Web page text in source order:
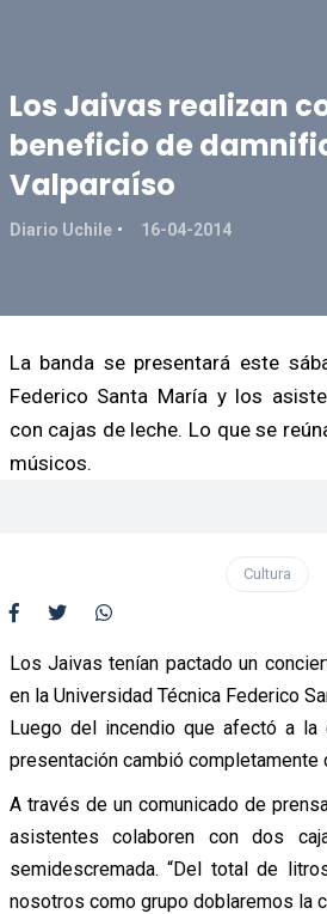
Los Jaivas realizan
beneficio de
Valparaíso
Diario Uchile 16-04-2014
La banda se presentará este
Federico Santa María y los
con cajas de leche. Lo que se
músicos.
Cultura
Los Jaivas tenían pactado un
en la Universidad Técnica Federico
Luego del incendio que afectó a la
presentación cambió completamente
A través de un comunicado de
asistentes colaboren con dos
semidescremada. “Del total de
nosotros como grupo doblaremos la